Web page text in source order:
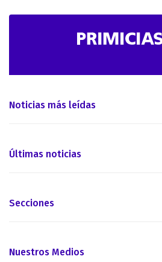
Noticias más leídas
Últimas noticias
Secciones
Nuestros Medios